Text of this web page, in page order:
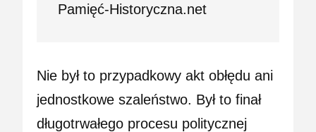
Pamięć-Historyczna.net
Nie był to przypadkowy akt obłędu ani
jednostkowe szaleństwo. Był to finał
długotrwałego procesu politycznej